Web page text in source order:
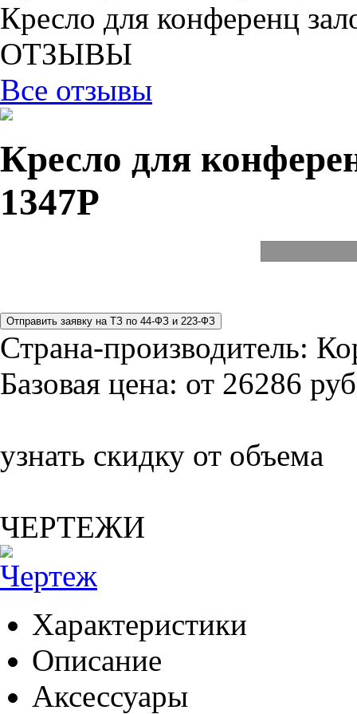
Кресло для конференц
ОТЗЫВЫ
Все отзывы
Кресло для
1347P
Страна-производитель:
Базовая цена: от 26286
узнать скидку от объема
ЧЕРТЕЖИ
Характеристики
Описание
Аксессуары